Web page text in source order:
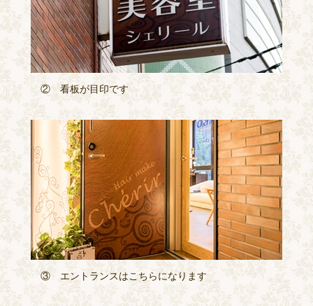
② 看板が目印です
③ エントランスはこちらになります